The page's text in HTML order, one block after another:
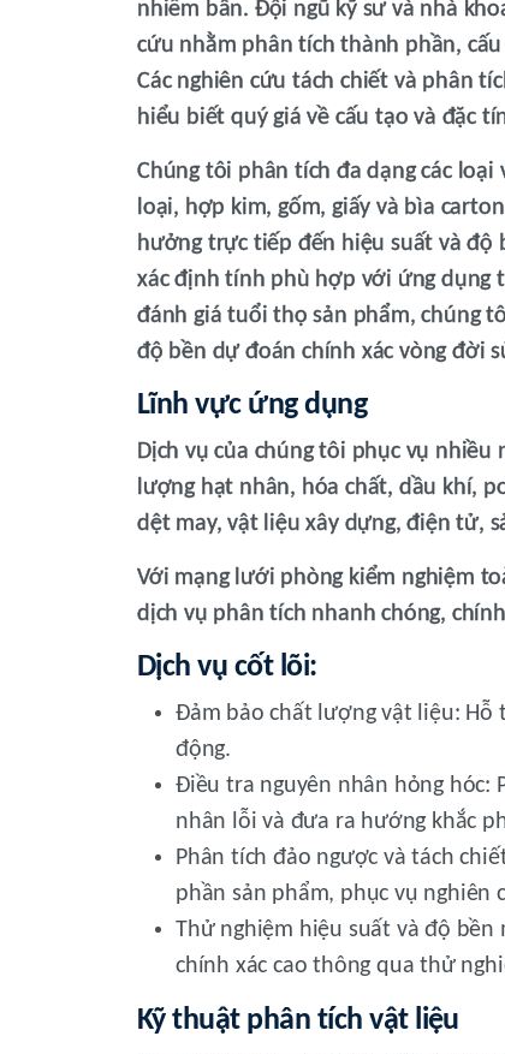
nhiễm bẩn. Đội ngũ kỹ sư và nhà
cứu nhằm phân tích thành phần,
Các nghiên cứu tách chiết và phân
hiểu biết quý giá về cấu tạo và đặc
Chúng tôi phân tích đa dạng các
loại, hợp kim, gốm, giấy và bìa
hưởng trực tiếp đến hiệu suất và độ
xác định tính phù hợp với ứng dụng
đánh giá tuổi thọ sản phẩm, chúng
độ bền dự đoán chính xác vòng đời
Lĩnh vực ứng dụng
Dịch vụ của chúng tôi phục vụ nhiều
lượng hạt nhân, hóa chất, dầu khí,
dệt may, vật liệu xây dựng, điện tử,
Với mạng lưới phòng kiểm nghiệm
dịch vụ phân tích nhanh chóng,
Dịch vụ cốt lõi:
Đảm bảo chất lượng vật liệu: Hỗ
động.
Điều tra nguyên nhân hỏng hóc:
nhân lỗi và đưa ra hướng khắc
Phân tích đảo ngược và tách
phần sản phẩm, phục vụ nghiên
Thử nghiệm hiệu suất và độ bền
chính xác cao thông qua thử
Kỹ thuật phân tích vật liệu